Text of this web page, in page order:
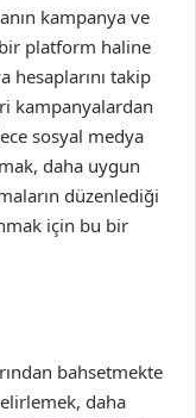
kampanya ve
platform haline
hesaplarını takip
kampanyalardan
sosyal medya
daha uygun
düzenlediği
için bu bir
bahsetmekte
daha